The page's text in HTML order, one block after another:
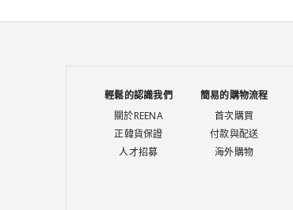
輕鬆的認識我們
關於REENA
正韓貨保證
人才招募
簡易的購物流程
首次購買
付款與配送
海外購物